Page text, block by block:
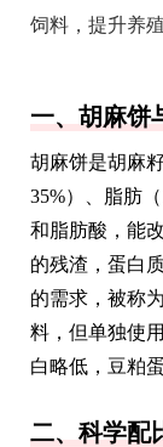
饲料，提升养殖
一、胡麻饼
胡麻饼是胡麻
35%）、脂肪
和脂肪酸，能
的残渣，蛋白
的需求，被称
料，但单独使
白略低，豆粕
二、科学配